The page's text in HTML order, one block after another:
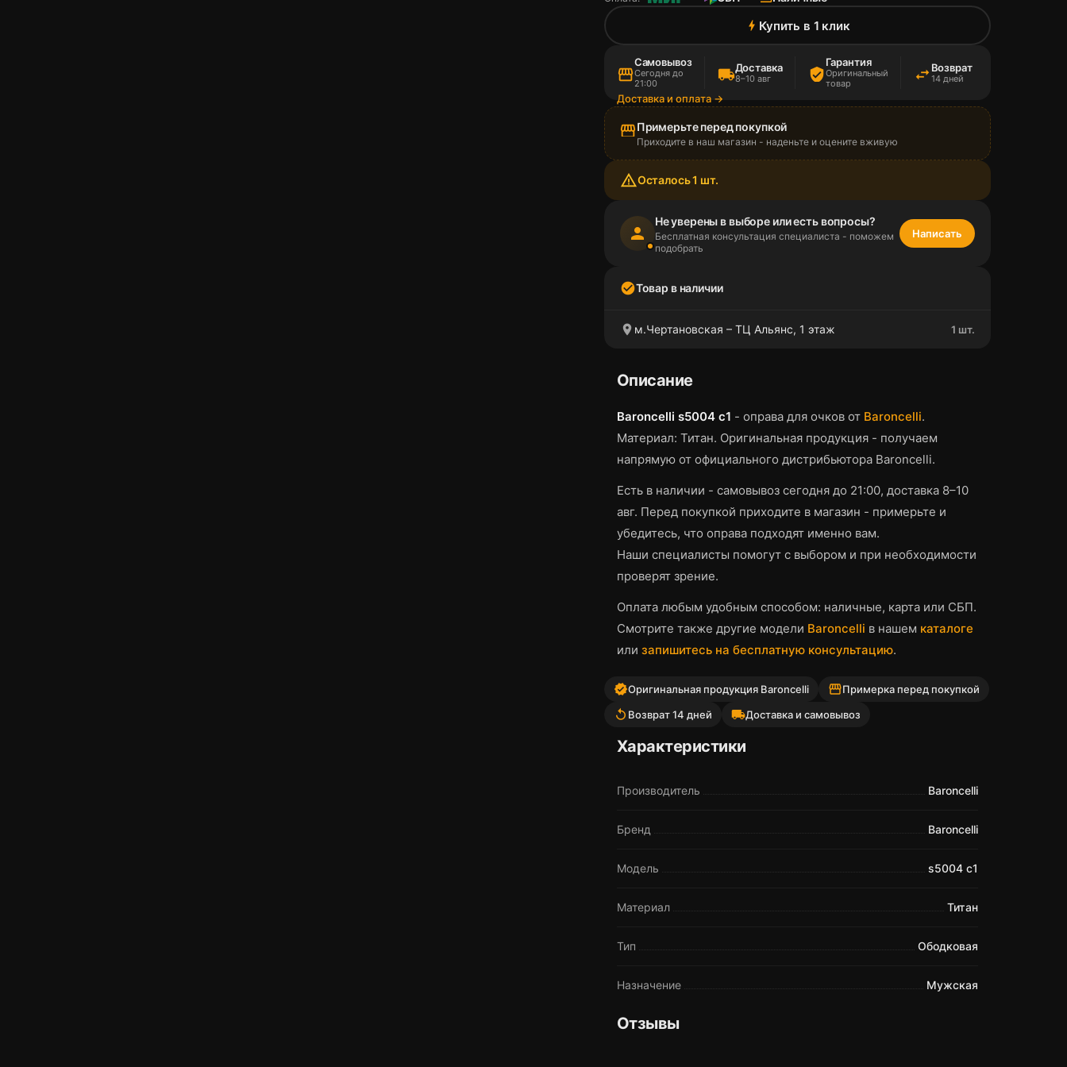
bolt Купить в 1 клик
storefront
Самовывоз
Сегодня до
21:00
local_shippingДоставка
8–10 авг verified_user
Гарантия
Оригинальный
товар
swap_horiz Возврат
14 дней
Доставка и оплата →
storefrontПримерьте перед покупкой
Приходите в наш магазин - наденьте и оцените вживую
warning_amberОсталось 1 шт.
person
Не уверены в выборе или есть вопросы?
Бесплатная консультация специалиста - поможем
подобрать
Написать
check_circleТовар в наличии
location_on м.Чертановская – ТЦ Альянс, 1 этаж 1 шт.
Описание
Baroncelli s5004 c1 - оправа для очковот Baroncelli.
Материал: Титан. Оригинальная продукция - получаем
напрямую от официального дистрибьютора Baroncelli.
Есть в наличии - самовывоз сегодня до 21:00, доставка 8–10
авг. Перед покупкой приходите в магазин - примерьте и
убедитесь, что оправаподходят именно вам.
Наши специалисты помогут с выбором и при необходимости
проверят зрение.
Оплата любым удобным способом: наличные, карта или СБП.
Смотрите также другие модели Baroncelli в нашем каталоге
или запишитесь на бесплатную консультацию.
verifiedОригинальная продукция Baroncelli storefrontПримерка перед покупкой
replay Возврат 14 дней local_shippingДоставка и самовывоз
Характеристики
Производитель Baroncelli
Бренд Baroncelli
Модель s5004 c1
Материал Титан
Тип Ободковая
Назначение Мужская
Отзывы